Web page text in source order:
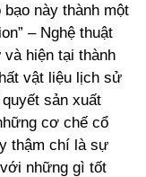
này thành một
– Nghệ thuật
hiện tại thành
vật liệu lịch sử
sản xuất
cơ chế cổ
thậm chí là sự
những gì tốt